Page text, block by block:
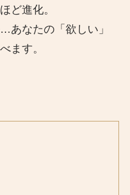
ど進化。
あなたの「欲しい」
ます。